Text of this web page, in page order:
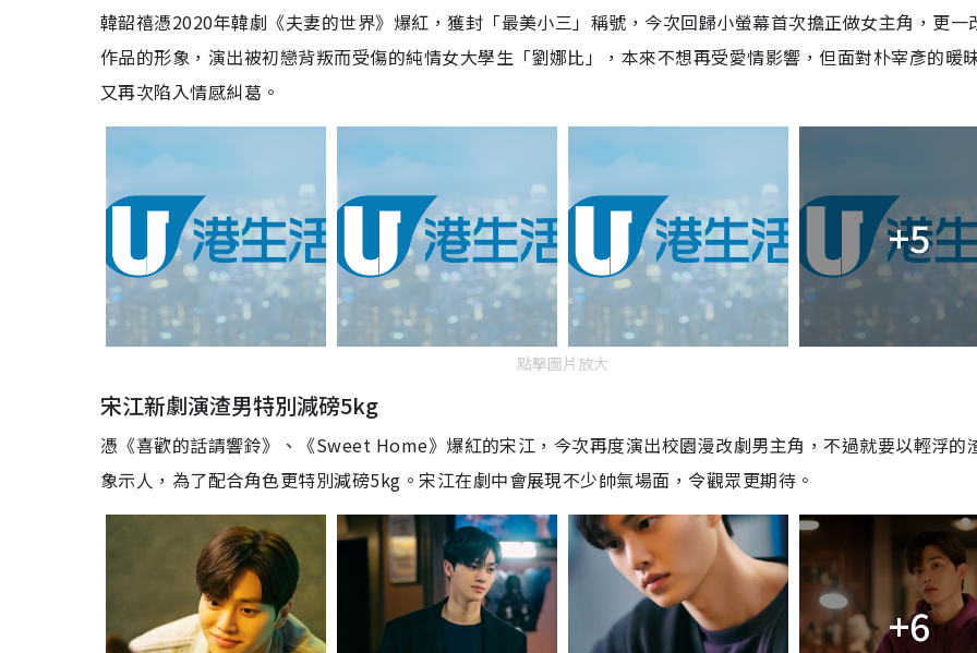
韓韶禧憑2020年韓劇《夫妻的世界》爆紅，獲封「最美小三」稱號，今次回歸小螢幕首次擔正做女主角，更一
作品的形象，演出被初戀背叛而受傷的純情女大學生「劉娜比」，本來不想再受愛情影響，但面對朴宰彥的暖
又再次陷入情感糾葛。
+5
點擊圖片放大
宋江新劇演渣男特別減磅5kg
憑《喜歡的話請響鈴》、《Sweet Home》爆紅的宋江，今次再度演出校園漫改劇男主角，不過就要以輕浮的
象示人，為了配合角色更特別減磅5kg。宋江在劇中會展現不少帥氣場面，令觀眾更期待。
+6